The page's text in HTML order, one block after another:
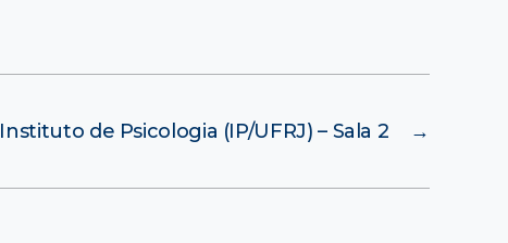
→
Instituto de Psicologia (IP/UFRJ) – Sala 2